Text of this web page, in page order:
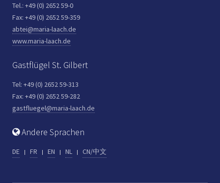
Tel.: +49 (0) 2652 59-0
Fax: +49 (0) 2652 59-359
abtei@maria-laach.de
www.maria-laach.de
Gastflügel St. Gilbert
Tel: +49 (0) 2652 59-313
Fax: +49 (0) 2652 59-282
gastfluegel@maria-laach.de
Andere Sprachen
DE FR EN NL CN/中文